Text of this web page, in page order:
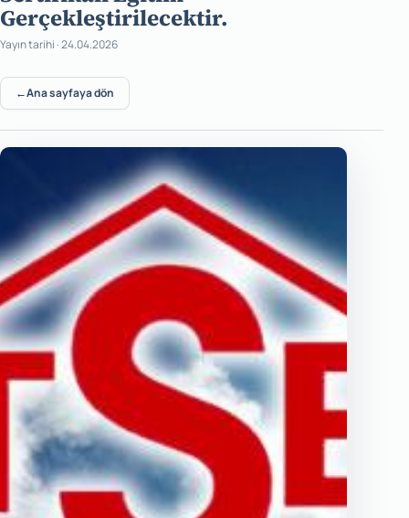
Gerçekleştirilecektir.
Yayın tarihi · 24.04.2026
←Ana sayfaya dön